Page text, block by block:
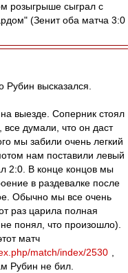
розыгрыше сыграл с
(Зенит оба матча 3:0
высказался.
выезде. Соперник стоял
думали, что он даст
мы забили очень легкий
нам поставили левый
2:0. В конце концов мы
в раздевалке после
Обычно мы все очень
раз царила полная
понял, что произошло).
матч
match/index/2530
Рубин не бил.